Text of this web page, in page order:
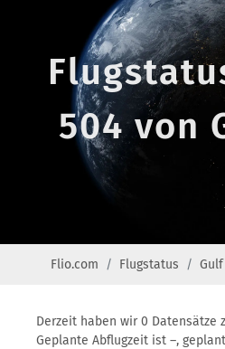
504 von
Flio.com Flugstatus
Derzeit haben wir 0 Datensätze
Geplante Abflugzeit ist –,